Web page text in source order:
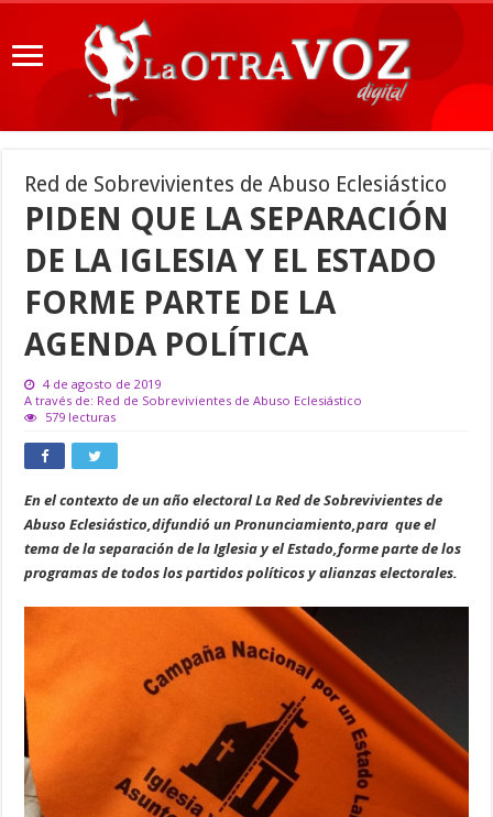
Red de Sobrevivientes de Abuso Eclesiástico
PIDEN QUE LA SEPARACIÓN
DE LA IGLESIA Y EL ESTADO
FORME PARTE DE LA
AGENDA POLÍTICA
4 de agosto de 2019
A través de: Red de Sobrevivientes de Abuso Eclesiástico
579 lecturas
En el contexto de un año electoral La Red de Sobrevivientes de
Abuso Eclesiástico,difundió un Pronunciamiento,para que el
tema de la separación de la Iglesia y el Estado,forme parte de los
programas de todos los partidos políticos y alianzas electorales.